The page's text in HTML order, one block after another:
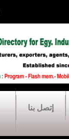
إتصل بنا